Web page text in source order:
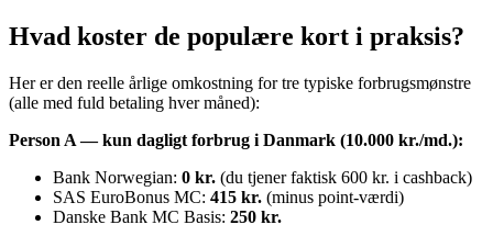
Hvad koster de populære kort i praksis?
Her er den reelle årlige omkostning for tre typiske forbrugsmønstre
(alle med fuld betaling hver måned):
Person A — kun dagligt forbrug i Danmark (10.000 kr./md.):
Bank Norwegian: 0 kr. (du tjener faktisk 600 kr. i cashback)
SAS EuroBonus MC: 415 kr. (minus point-værdi)
Danske Bank MC Basis: 250 kr.